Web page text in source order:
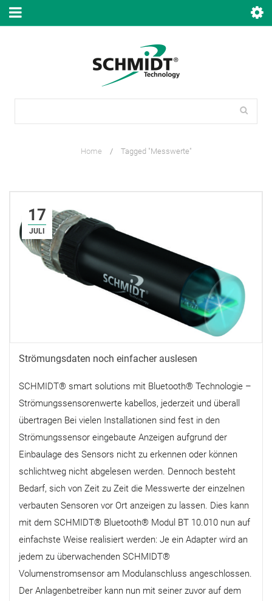
Home / Tagged "Messwerte"
17
JULI
Strömungsdaten noch einfacher auslesen
SCHMIDT® smart solutions mit Bluetooth® Technologie –
Strömungssensorenwerte kabellos, jederzeit und überall
übertragen Bei vielen Installationen sind fest in den
Strömungssensor eingebaute Anzeigen aufgrund der
Einbaulage des Sensors nicht zu erkennen oder können
schlichtweg nicht abgelesen werden. Dennoch besteht
Bedarf, sich von Zeit zu Zeit die Messwerte der einzelnen
verbauten Sensoren vor Ort anzeigen zu lassen. Dies kann
mit dem SCHMIDT® Bluetooth® Modul BT 10.010 nun auf
einfachste Weise realisiert werden: Je ein Adapter wird an
jedem zu überwachenden SCHMIDT®
Volumenstromsensor am Modulanschluss angeschlossen.
Der Anlagenbetreiber kann nun mit seiner zuvor auf dem